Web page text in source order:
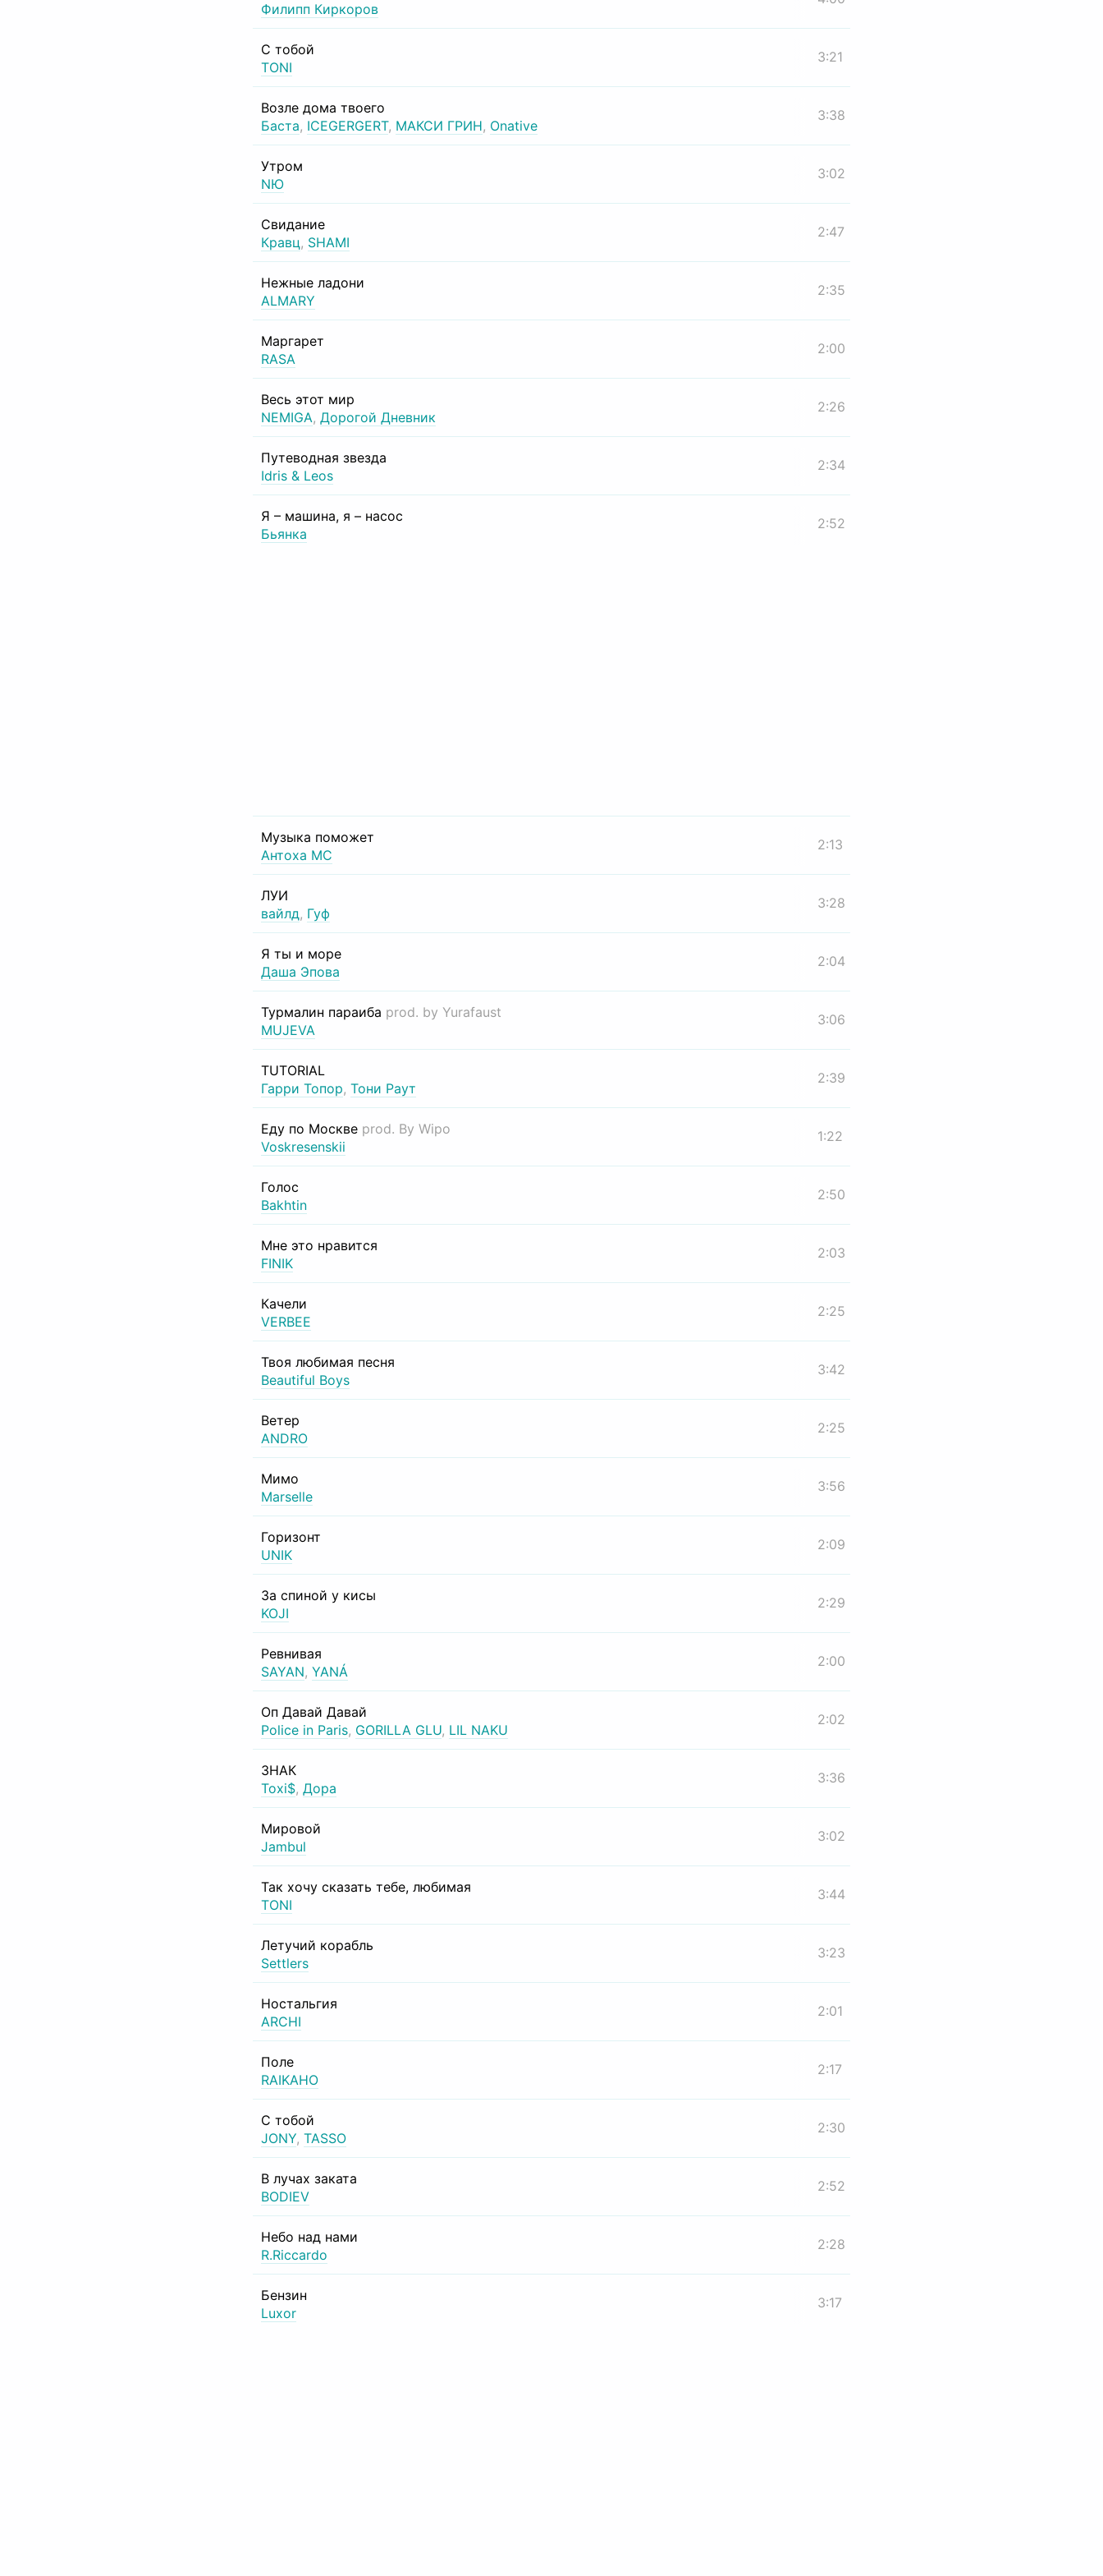
Филипп Киркоров
С тобой
TONI
3:21
Возле дома твоего
Баста, ICEGERGERT, МАКСИ ГРИН, Onative
3:38
Утром
NЮ
3:02
Свидание
Кравц, SHAMI
2:47
Нежные ладони
ALMARY
2:35
Маргарет
RASA
2:00
Весь этот мир
NEMIGA, Дорогой Дневник
2:26
Путеводная звезда
Idris & Leos
2:34
Я – машина, я – насос
Бьянка
2:52
Музыка поможет
Антоха МС
2:13
ЛУИ
вайлд, Гуф
3:28
Я ты и море
Даша Эпова
2:04
Турмалин параиба prod. by Yurafaust
MUJEVA
3:06
TUTORIAL
Гарри Топор, Тони Раут
2:39
Еду по Москве prod. By Wipo
Voskresenskii
1:22
Голос
Bakhtin
2:50
Мне это нравится
FINIK
2:03
Качели
VERBEE
2:25
Твоя любимая песня
Beautiful Boys
3:42
Ветер
ANDRO
2:25
Мимо
Marselle
3:56
Горизонт
UNIK
2:09
За спиной у кисы
KOJI
2:29
Ревнивая
SAYAN, YANÁ
2:00
Оп Давай Давай
Police in Paris, GORILLA GLU, LIL NAKU
2:02
ЗНАК
Toxi$, Дора
3:36
Мировой
Jambul
3:02
Так хочу сказать тебе, любимая
TONI
3:44
Летучий корабль
Settlers
3:23
Ностальгия
ARCHI
2:01
Поле
RAIKAHO
2:17
С тобой
JONY, TASSO
2:30
В лучах заката
BODIEV
2:52
Небо над нами
R.Riccardo
2:28
Бензин
Luxor
3:17